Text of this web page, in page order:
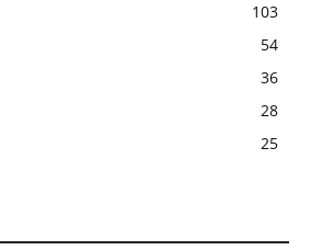
103
54
36
28
25